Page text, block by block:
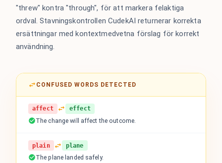
"threw" kontra "through", för att markera felaktiga
ordval. Stavningskontrollen CudekAI returnerar korrekta
ersättningar med kontextmedvetna förslag för korrekt
användning.
CONFUSED WORDS DETECTED
affect effect
The change will affect the outcome.
plain plane
The plane landed safely.